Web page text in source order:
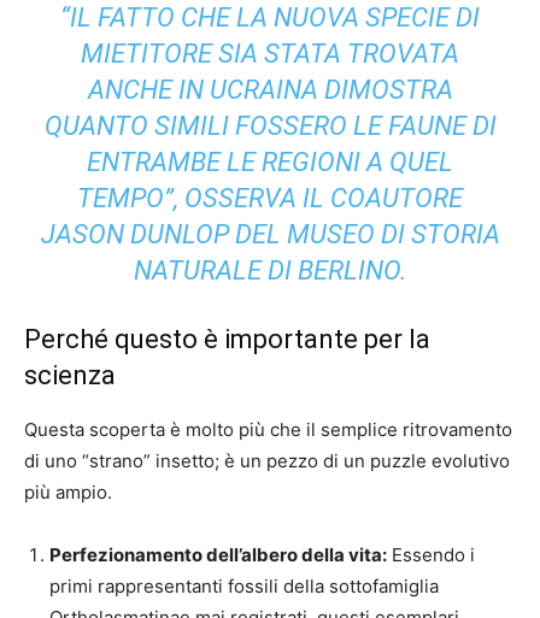
“IL FATTO CHE LA NUOVA SPECIE DI
MIETITORE SIA STATA TROVATA
ANCHE IN UCRAINA DIMOSTRA
QUANTO SIMILI FOSSERO LE FAUNE DI
ENTRAMBE LE REGIONI A QUEL
TEMPO”, OSSERVA IL COAUTORE
JASON DUNLOP DEL MUSEO DI STORIA
NATURALE DI BERLINO.
Perché questo è importante per la
scienza
Questa scoperta è molto più che il semplice ritrovamento
di uno “strano” insetto; è un pezzo di un puzzle evolutivo
più ampio.
Perfezionamento dell’albero della vita: Essendo i
primi rappresentanti fossili della sottofamiglia